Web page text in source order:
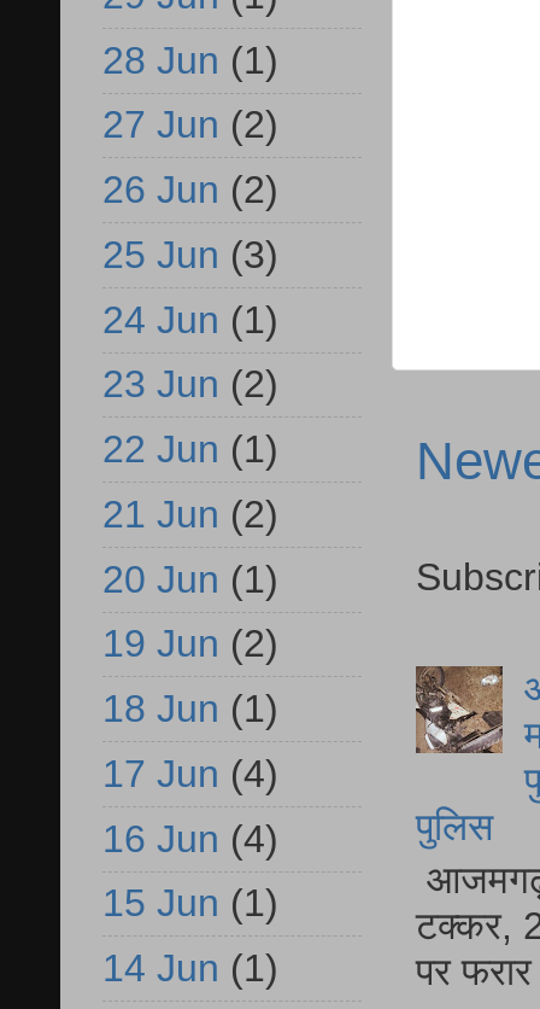
पुलिस
आजमगढ़
टक्कर,
पर
28 Jun (1)
27 Jun (2)
26 Jun (2)
25 Jun (3)
24 Jun (1)
23 Jun (2)
22 Jun (1)
21 Jun (2)
20 Jun (1)
19 Jun (2)
18 Jun (1)
17 Jun (4)
16 Jun (4)
15 Jun (1)
14 Jun (1)